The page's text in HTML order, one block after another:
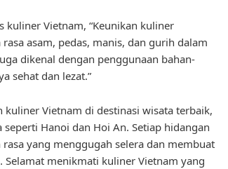
kuliner Vietnam, “Keunikan kuliner
asam, pedas, manis, dan gurih dalam
dikenal dengan penggunaan bahan-
sehat dan lezat.”
Vietnam di destinasi wisata terbaik,
Hanoi dan Hoi An. Setiap hidangan
yang menggugah selera dan membuat
Selamat menikmati kuliner Vietnam yang